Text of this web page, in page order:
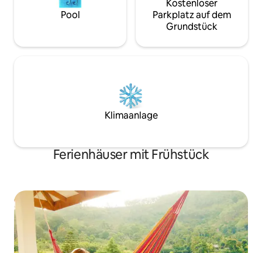
Pool
Kostenloser
Parkplatz auf dem
Grundstück
Klimaanlage
Ferienhäuser mit Frühstück